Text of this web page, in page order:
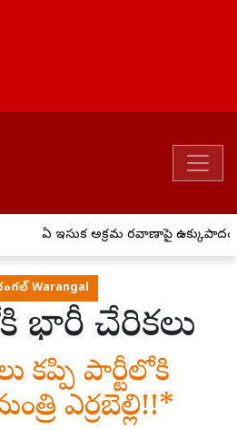
ఏపీ ఇసుక అక్రమ రవాణాపై ఉక్కుపాదం..
Warangal
భారీ చేరికలు
కప్పి పార్టీలోకి
ఎర్రబెల్లి!!*